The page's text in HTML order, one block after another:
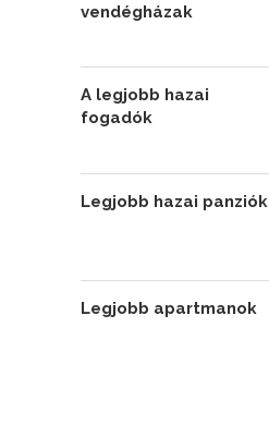
vendégházak
A legjobb hazai
fogadók
Legjobb hazai panziók
Legjobb apartmanok